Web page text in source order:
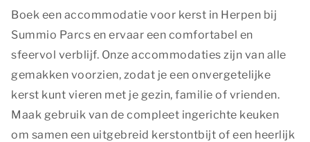
Boek een accommodatie voor kerst in Herpen bij
Summio Parcs en ervaar een comfortabel en
sfeervol verblijf. Onze accommodaties zijn van alle
gemakken voorzien, zodat je een onvergetelijke
kerst kunt vieren met je gezin, familie of vrienden.
Maak gebruik van de compleet ingerichte keuken
om samen een uitgebreid kerstontbijt of een heerlijk